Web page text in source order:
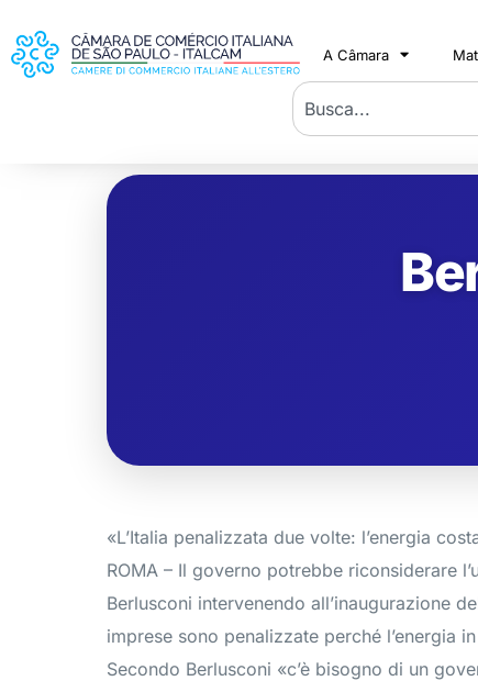
A Câmara
«L’Italia penalizzata due volte: l’energia
ROMA – Il governo potrebbe riconsiderare
Berlusconi intervenendo all’inaugurazione
imprese sono penalizzate perché l’energia
Secondo Berlusconi «c’è bisogno di un